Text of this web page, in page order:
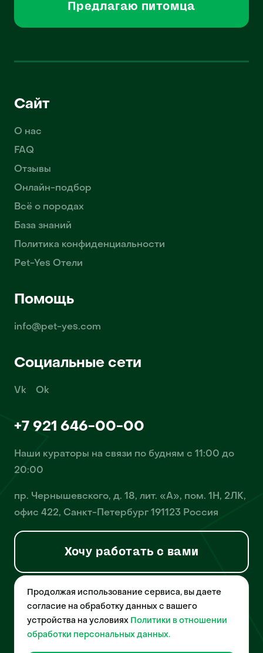
Предлагаю питомца
Сайт
О нас
FAQ
Отзывы
Онлайн-подбор
Всё о породах
База знаний
Политика конфиденциальности
Pet-Yes Отели
Помощь
info@pet-yes.com
Социальные сети
Vk Ok
+7 921 646-00-00
Наши кураторы на связи по будням с 11:00 до
20:00
пр. Чернышевского, д. 18, лит. «А», пом. 1Н, 2ЛК,
офис 422, Санкт-Петербург 191123 Россия
Хочу работать с вами
© 2026 Pet-Yes. ООО «Биржа домашних животных «Пет-Ес»
осуществляет деятельность в области информационных
технологий, деятельность по разработке и эксплуатации
собственного программного обеспечения, деятельность
порталов в информационно-коммуникационной сети Интернет и
Продолжая использование сервиса, вы даете
согласие на обработку данных с вашего
устройства на условиях Политики в отношении
обработки персональных данных.